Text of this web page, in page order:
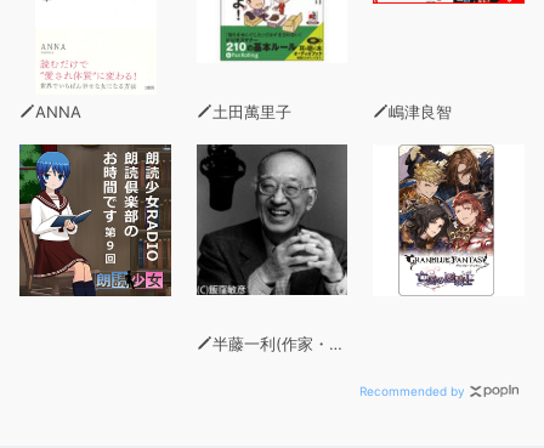
籍にはくわしい解説と日本語訳が掲載されているため、解
答後の復習に役立つ。
■目次■
本書の利用法
TOEFL iBTテストの概要
模擬試験
正解・解説
ReadingとListeningの正解・解説・日本語訳、Speaking
ANNA 土田萬里子 嶋津良智
半藤一利(作家・昭和史研究家)
Recommended by